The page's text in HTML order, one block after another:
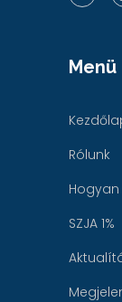
Menü
Rólunk
SZJA 1%